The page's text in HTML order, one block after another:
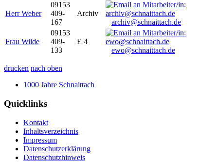
Herr Weber
09153
409-
167
Archiv
archiv@schnaittach.de
Frau Wilde
09153
409-
133
E 4
ewo@schnaittach.de
drucken nach oben
1000 Jahre Schnaittach
Quicklinks
Kontakt
Inhaltsverzeichnis
Impressum
Datenschutzerklärung
Datenschutzhinweis